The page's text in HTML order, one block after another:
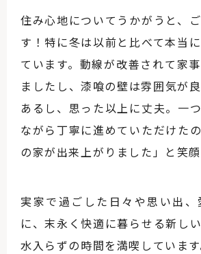
住み心地についてうかがうと、
す！特に冬は以前と比べて本当
ています。動線が改善されて家
ましたし、漆喰の壁は雰囲気が
あるし、思った以上に丈夫。一
ながら丁寧に進めていただけた
の家が出来上がりました」と笑顔
実家で過ごした日々や思い出、
に、末永く快適に暮らせる新し
水入らずの時間を満喫しています